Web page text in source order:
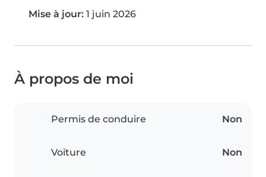
Mise à jour: 1 juin 2026
À propos de moi
Permis de conduire Non
Voiture Non